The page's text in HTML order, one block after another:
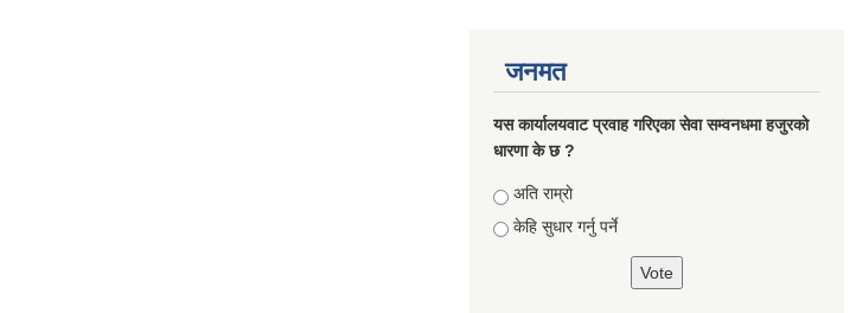
जनमत
यस कार्यालयवाट प्रवाह गरिएका सेवा सम्वनधमा हजुरकाे
धारणा के छ ?
Choices
अति राम्राे
केहि सुधार गर्नु पर्ने